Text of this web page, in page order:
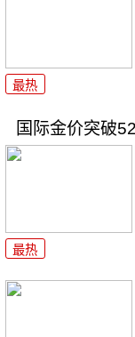
最热
国际金价突破
最热